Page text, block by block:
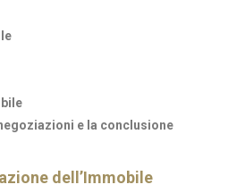
e la conclusione
dell’Immobile